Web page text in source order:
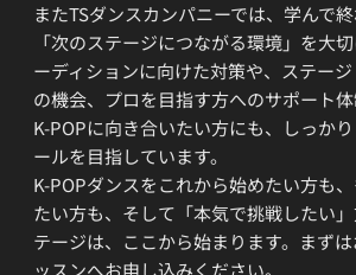
またTSダンスカンパニーでは、学んで終
「次のステージにつながる環境」を大
ーディションに向けた対策や、ステー
の機会、プロを目指す方へのサポート
K-POPに向き合いたい方にも、しっか
ールを目指しています。
K-POPダンスをこれから始めたい方も
たい方も、そして「本気で挑戦したい
テージは、ここから始まります。まず
ッスンへお申し込みください。